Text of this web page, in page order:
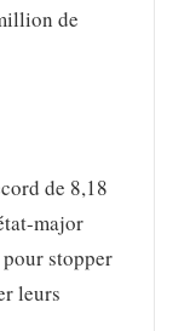
de
de 8,18
major
stopper
leurs